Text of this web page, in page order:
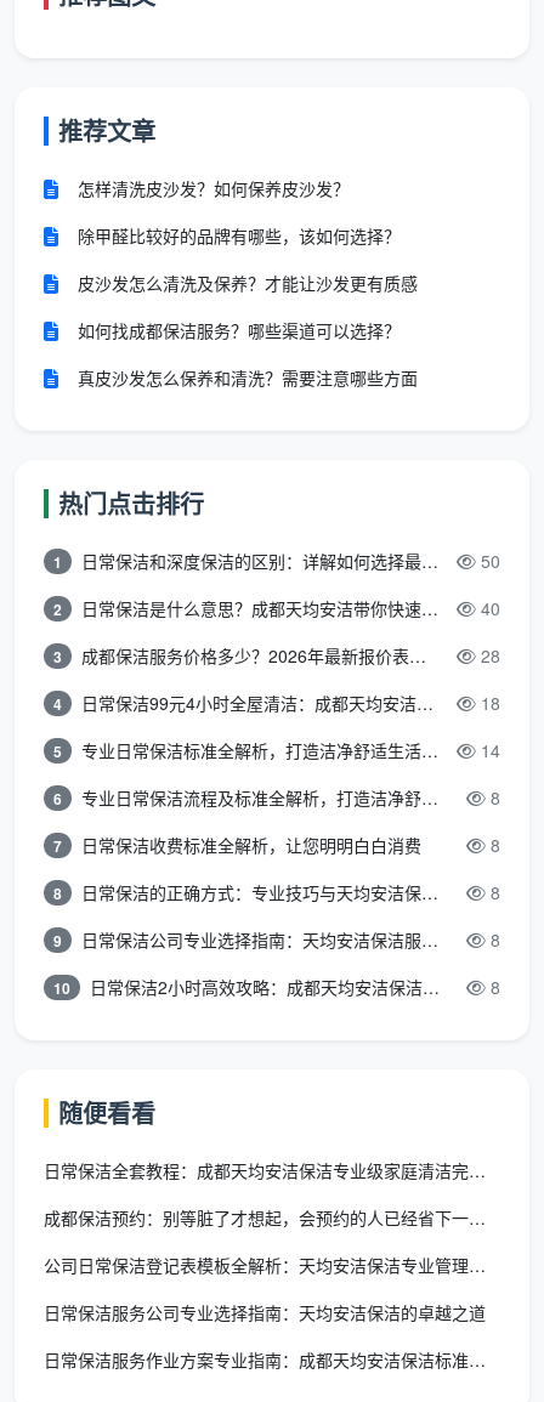
标准流程：标准化作业流程确保服务质量
持续改进：基于数据分析的持续服务优化
3. 管理简化价值
4. 风险规避价值
用工风险转移：外包商承担雇主责任
安全风险降低：专业操作减少安全事故
合规风险避免：专业服务商确保合规操作
5. 质量保障价值
三级质量控制：自检、互检、专检体系
客户满意度管理：定期满意度调查与改进
服务标准化：统一的服务标准和质量要求
持续培训：员工定期技能提升培训
服务弹性：根据需求灵活调整服务内容
快速响应：紧急需求快速应对
季节调整：根据季节变化调整服务重点
业务适应：随企业业务变化调整服务方案
成都企业外包需求特点分析
基于天均安洁保洁的服务数据，成都企业外包需求
推荐文章
怎样清洗皮沙发？如何保养皮沙发？
除甲醛比较好的品牌有哪些，该如何选择？
皮沙发怎么清洗及保养？才能让沙发更有质感
如何找成都保洁服务？哪些渠道可以选择？
真皮沙发怎么保养和清洗？需要注意哪些方面
热门点击排行
1 日常保洁和深度保洁的区别：详解如何选择最适合的清洁服务 50
2 日常保洁是什么意思？成都天均安洁带你快速区分“日常vs深度vs开荒” 40
3 成都保洁服务价格多少？2026年最新报价表来了，这一篇看透所有费用 28
4 日常保洁99元4小时全屋清洁：成都天均安洁保洁超值服务全解析 18
5 专业日常保洁标准全解析，打造洁净舒适生活空间 14
6 专业日常保洁流程及标准全解析，打造洁净舒适环境 8
7 日常保洁收费标准全解析，让您明明白白消费 8
8 日常保洁的正确方式：专业技巧与天均安洁保洁服务全解析 8
9 日常保洁公司专业选择指南：天均安洁保洁服务全解析 8
10 日常保洁2小时高效攻略：成都天均安洁保洁专业时间管理方案 8
随便看看
日常保洁全套教程：成都天均安洁保洁专业级家庭清洁完全指南
成都保洁预约：别等脏了才想起，会预约的人已经省下一半家务时间
公司日常保洁登记表模板全解析：天均安洁保洁专业管理方案
日常保洁服务公司专业选择指南：天均安洁保洁的卓越之道
日常保洁服务作业方案专业指南：成都天均安洁保洁标准化实践